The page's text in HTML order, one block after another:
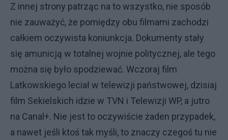
Z innej strony patrząc na to wszystko, nie sposób
nie zauważyć, że pomiędzy obu filmami zachodzi
całkiem oczywista koniunkcja. Dokumenty stały
się amunicją w totalnej wojnie politycznej, ale tego
można się było spodziewać. Wczoraj film
Latkowskiego leciał w telewizji państwowej, dzisiaj
film Sekielskich idzie w TVN i Telewizji WP, a jutro
na Canal+. Nie jest to oczywiście żaden przypadek,
a nawet jeśli ktoś tak myśli, to znaczy czegoś tu nie